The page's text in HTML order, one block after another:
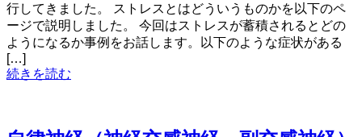
行してきました。 ストレスとはどういうものかを以下のペ
ージで説明しました。 今回はストレスが蓄積されるとどの
ようになるか事例をお話します。以下のような症状がある
[…]
続きを読む